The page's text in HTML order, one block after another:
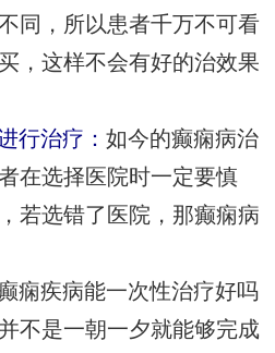
同，所以患者千万不可看
，这样不会有好的治效果
行治疗：如今的癫痫病治
在选择医院时一定要慎
若选错了医院，那癫痫病
痫疾病能一次性治疗好吗
不是一朝一夕就能够完成